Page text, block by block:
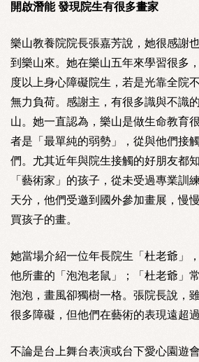
開啟潛能 發現院生有很多畫家
樂山教養院院長張嘉芳說，她很感謝
到樂山來。她在樂山五年來學習很多
度以上身心障礙院生，若是光靠全院
無力負荷。感謝主，有很多識與不識
山。她一直認為，樂山是做生命教育
者是「最單純的弱勢」，從與他們接
們。尤其近年與院生接觸的好朋友都
「藝術家」的孩子，從未受過專業訓
天分，他們受邀到國外參加畫展，慢
買孩子的畫。
她當場介紹一位年長院生「杜老爺」
他所畫的「泡泡老鼠」；「杜老爺」
泡泡，畫風卻獨樹一格。張院長說，
很多障礙，但他們在藝術的表現遠超
不論是台上舞台表演或台下愛心園遊